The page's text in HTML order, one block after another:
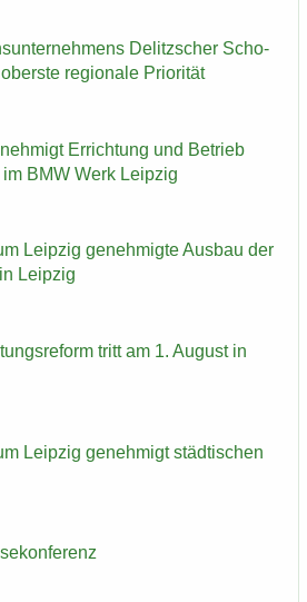
De­litz­scher Scho­
re­gio­na­le Prio­ri­tät
Er­rich­tung und Be­trieb
BMW Werk Leip­zig
Leip­zig ge­neh­mig­te Aus­bau der
Leip­zig
tritt am 1. Au­gust in
Leip­zig ge­neh­migt städ­ti­schen